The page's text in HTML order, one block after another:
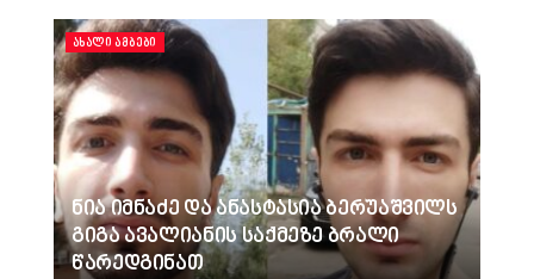
ᲐᲮᲐᲚᲘ ᲐᲛᲑᲔᲑᲘ
ნია იმნაძე და ანასტასია ბერუაშვილს
გიგა ავალიანის საქმეზე ბრალი
წარედგინათ